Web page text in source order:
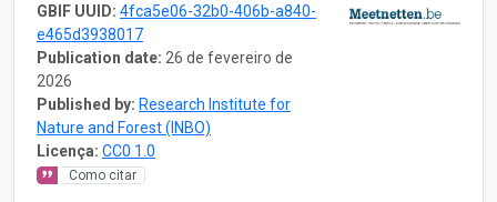
GBIF UUID: 4fca5e06-32b0-406b-a840-
e465d3938017
Publication date: 26 de fevereiro de
2026
Published by: Research Institute for
Nature and Forest (INBO)
Licença: CC0 1.0
Como citar